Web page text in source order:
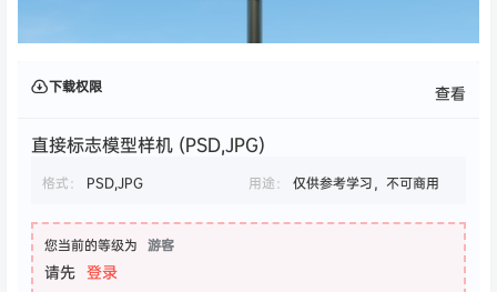
下载权限 查看
直接标志模型样机 (PSD,JPG)
格式： PSD,JPG 用途： 仅供参考学习，不可商用
您当前的等级为 游客
请先 登录